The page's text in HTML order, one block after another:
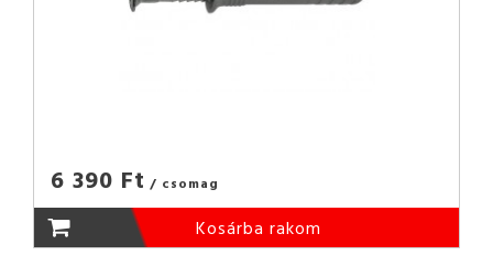
6 390 Ft / csomag
Kosárba rakom